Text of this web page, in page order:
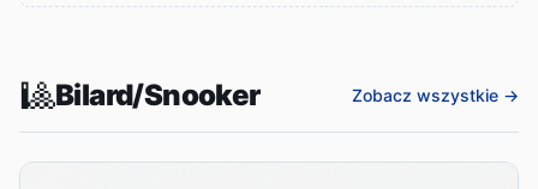
🎱Bilard/Snooker Zobacz wszystkie →